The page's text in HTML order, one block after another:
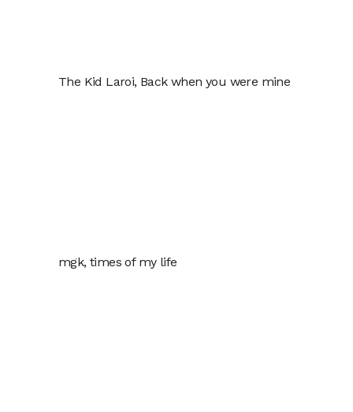
The Kid Laroi, Back when you were mine
mgk, times of my life